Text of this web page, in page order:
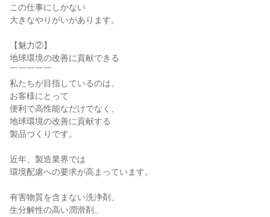
この仕事にしかない
大きなやりがいがあります。
【魅力②】
地球環境の改善に貢献できる
￣￣￣￣￣
私たちが目指しているのは、
お客様にとって
便利で高性能なだけでなく、
地球環境の改善に貢献する
製品づくりです。
近年、製造業界では
環境配慮への要求が高まっています。
有害物質を含まない洗浄剤、
生分解性の高い潤滑剤、